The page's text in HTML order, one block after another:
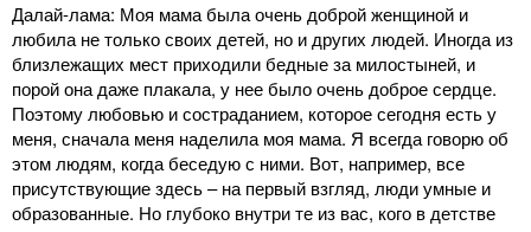
Далай-лама: Моя мама была очень доброй женщиной и
любила не только своих детей, но и других людей. Иногда из
близлежащих мест приходили бедные за милостыней, и
порой она даже плакала, у нее было очень доброе сердце.
Поэтому любовью и состраданием, которое сегодня есть у
меня, сначала меня наделила моя мама. Я всегда говорю об
этом людям, когда беседую с ними. Вот, например, все
присутствующие здесь ‒ на первый взгляд, люди умные и
образованные. Но глубоко внутри те из вас, кого в детстве